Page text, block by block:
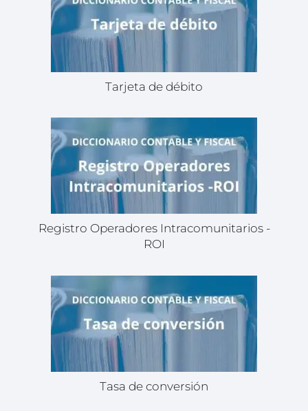
Tarjeta de débito
Registro Operadores Intracomunitarios -
ROI
Tasa de conversión